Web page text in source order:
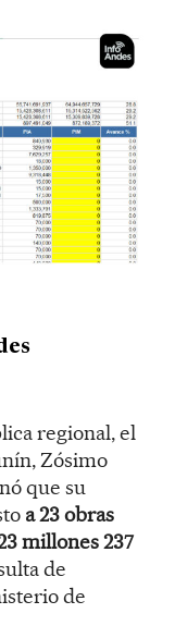
regional, el
Zósimo
que su
a 23 obras
millones 237
de
de